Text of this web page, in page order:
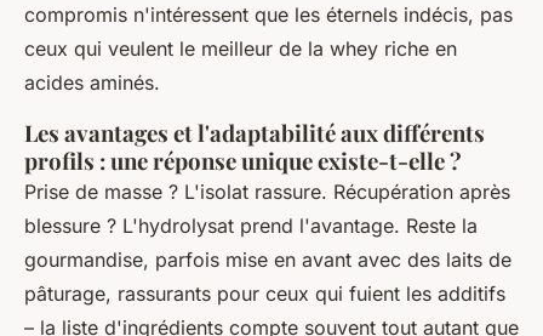
compromis n'intéressent que les éternels indécis, pas
ceux qui veulent le meilleur de la whey riche en
acides aminés.
Les avantages et l'adaptabilité aux différents
profils : une réponse unique existe-t-elle ?
Prise de masse ? L'isolat rassure. Récupération après
blessure ? L'hydrolysat prend l'avantage. Reste la
gourmandise, parfois mise en avant avec des laits de
pâturage, rassurants pour ceux qui fuient les additifs
– la liste d'ingrédients compte souvent tout autant que